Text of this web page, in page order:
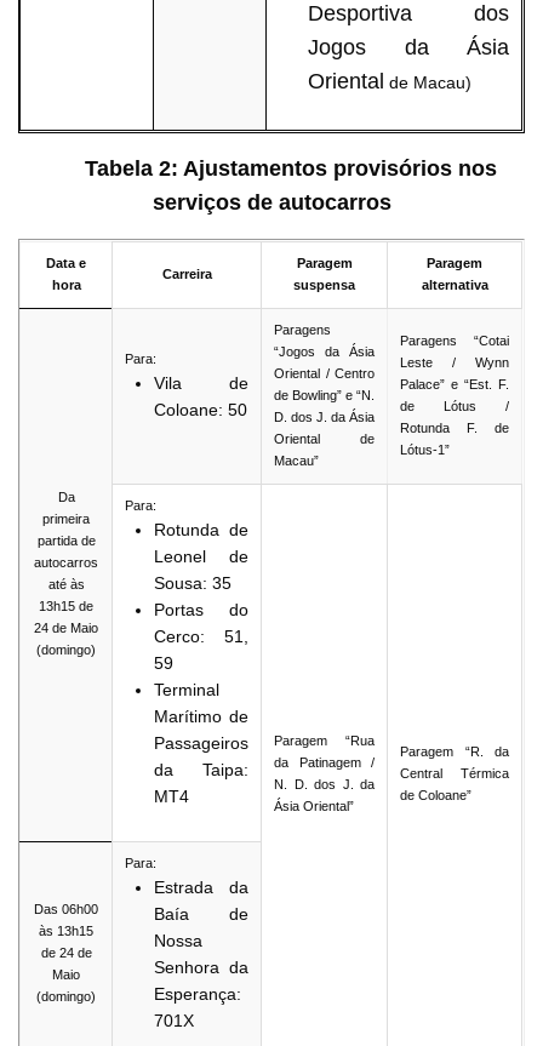
Desportiva dos
Jogos da Ásia
Oriental de Macau)
Tabela 2: Ajustamentos provisórios nos
serviços de autocarros
Data e
hora
Carreira
Paragem
suspensa
Paragem
alternativa
Da
primeira
partida de
autocarros
até às
13h15 de
24 de Maio
(domingo)
Para:
Vila de
Coloane: 50
Paragens
“Jogos da Ásia
Oriental / Centro
de Bowling” e “N.
D. dos J. da Ásia
Oriental de
Macau”
Paragens “Cotai
Leste / Wynn
Palace” e “Est. F.
de Lótus /
Rotunda F. de
Lótus-1”
Para:
Rotunda de
Leonel de
Sousa: 35
Portas do
Cerco: 51,
59
Terminal
Marítimo de
Passageiros
da Taipa:
MT4
Paragem “Rua
da Patinagem /
N. D. dos J. da
Ásia Oriental”
Paragem “R. da
Central Térmica
de Coloane”
Das 06h00
às 13h15
de 24 de
Maio
(domingo)
Para:
Estrada da
Baía de
Nossa
Senhora da
Esperança:
701X